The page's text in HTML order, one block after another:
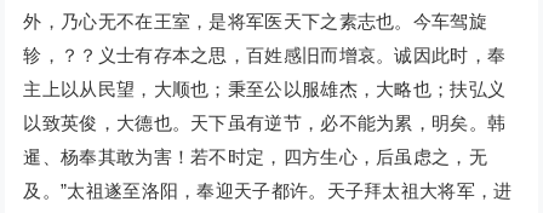
外，乃心无不在王室，是将军医天下之素志也。今车驾旋
轸，？？义士有存本之思，百姓感旧而增哀。诚因此时，奉
主上以从民望，大顺也；秉至公以服雄杰，大略也；扶弘义
以致英俊，大德也。天下虽有逆节，必不能为累，明矣。韩
暹、杨奉其敢为害！若不时定，四方生心，后虽虑之，无
及。”太祖遂至洛阳，奉迎天子都许。天子拜太祖大将军，进